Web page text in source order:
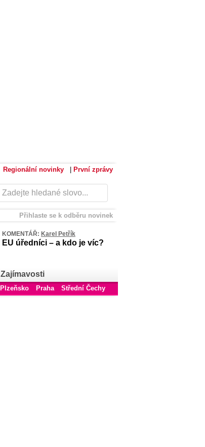
Regionální novinky První zprávy
Přihlaste se k odběru novinek
KOMENTÁŘ: Karel Petřík
EU úředníci – a kdo je víc?
Zajímavosti
Plzeňsko Praha
Střední Čechy